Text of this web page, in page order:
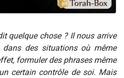
quelque chose ? Il nous arrive
des situations où même
formuler des phrases même
certain contrôle de soi. Mais